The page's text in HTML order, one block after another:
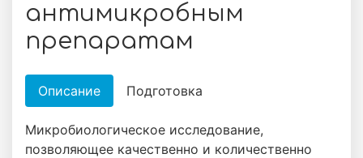
антимикробным
препаратам
Описание Подготовка
Микробиологическое исследование,
позволяющее качественно и количественно